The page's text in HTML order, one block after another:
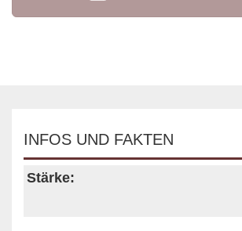
INFOS UND FAKTEN
Stärke: